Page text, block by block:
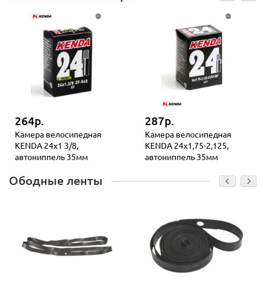
264р.
Камера велосипедная
KENDA 24x1 3/8,
автониппель 35мм
287р.
Камера велосипедная
KENDA 24x1,75-2,125,
автониппель 35мм
Ободные ленты